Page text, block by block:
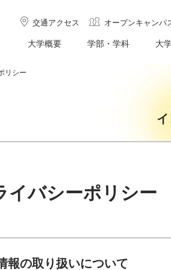
交通アクセス オープンキャンパ
大学概要 学部・学科 大
リシー
イバシーポリシー
報の取り扱いについて